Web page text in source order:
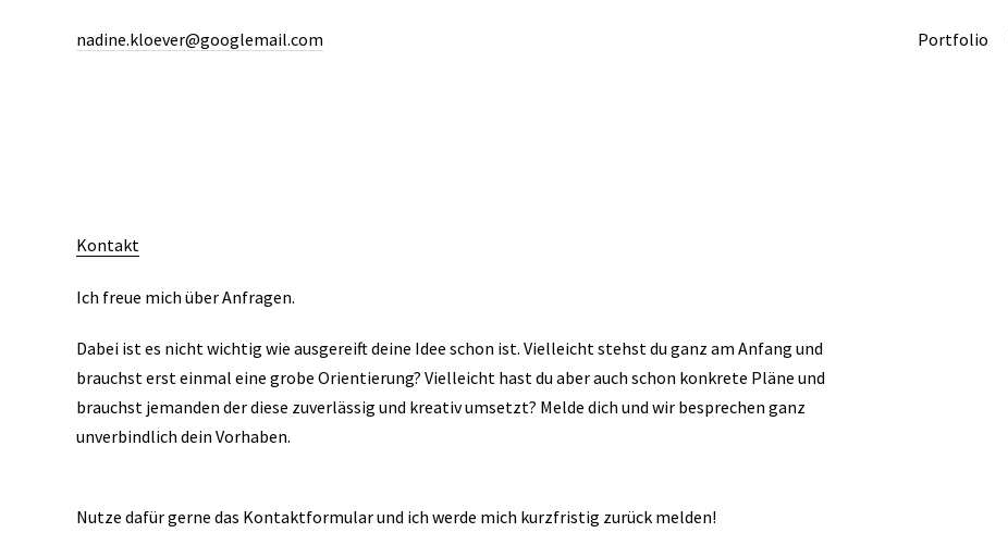
Portfolio
nadine.kloever@googlemail.com
Kontakt
Ich freue mich über Anfragen.
Dabei ist es nicht wichtig wie ausgereift deine Idee schon ist. Vielleicht stehst du ganz am Anfang und
brauchst erst einmal eine grobe Orientierung? Vielleicht hast du aber auch schon konkrete Pläne und
brauchst jemanden der diese zuverlässig und kreativ umsetzt? Melde dich und wir besprechen ganz
unverbindlich dein Vorhaben.
Nutze dafür gerne das Kontaktformular und ich werde mich kurzfristig zurück melden!